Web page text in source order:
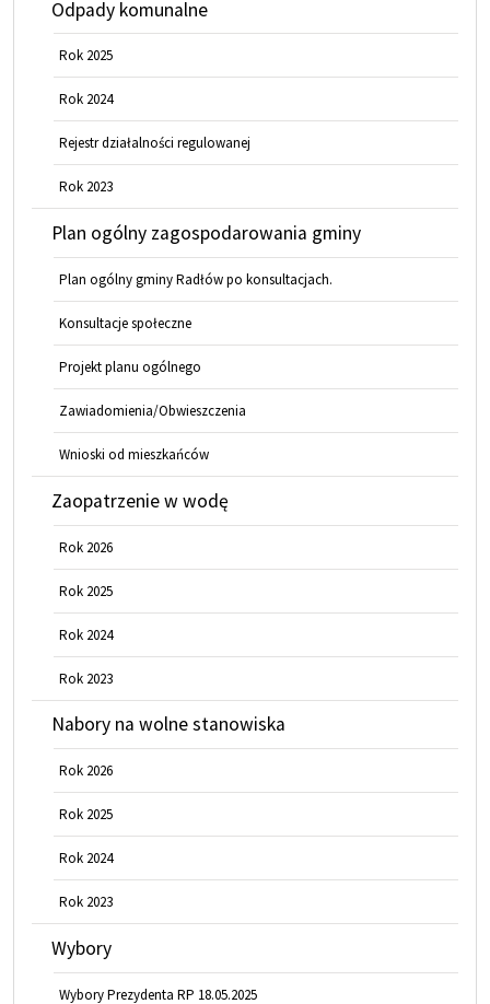
Odpady komunalne
Rok 2025
Rok 2024
Rejestr działalności regulowanej
Rok 2023
Plan ogólny zagospodarowania gminy
Plan ogólny gminy Radłów po konsultacjach.
Konsultacje społeczne
Projekt planu ogólnego
Zawiadomienia/Obwieszczenia
Wnioski od mieszkańców
Zaopatrzenie w wodę
Rok 2026
Rok 2025
Rok 2024
Rok 2023
Nabory na wolne stanowiska
Rok 2026
Rok 2025
Rok 2024
Rok 2023
Wybory
Wybory Prezydenta RP 18.05.2025